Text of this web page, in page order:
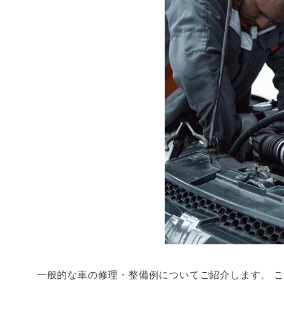
一般的な車の修理・整備例についてご紹介します。